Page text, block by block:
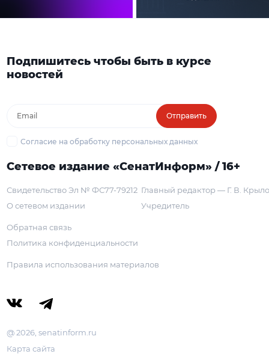
Подпишитесь чтобы быть в курсе
новостей
Отправить
Согласие на обработку персональных данных
Сетевое издание «СенатИнформ» / 16+
Свидетельство Эл № ФС77-79212
О сетевом издании
Главный редактор — Г. В.
Учредитель
Обратная связь
Политика конфиденциальности
Правила использования материалов
@ 2026, senatinform.ru
Карта сайта